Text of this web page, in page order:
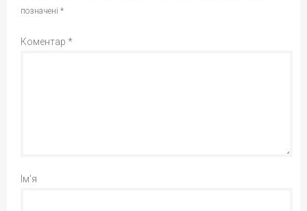
позначені *
Коментар *
Ім'я